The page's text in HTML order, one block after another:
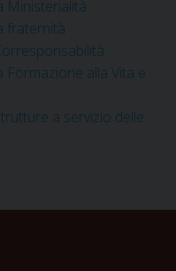
Ministerialità
fraternità
Formazione alla Vita e
a servizio delle